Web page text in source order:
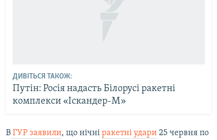
ДИВІТЬСЯ ТАКОЖ:
Путін: Росія надасть Білорусі ракетні
комплекси «Іскандер-М»
В ГУР заявили, що нічні ракетні удари 25 червня по